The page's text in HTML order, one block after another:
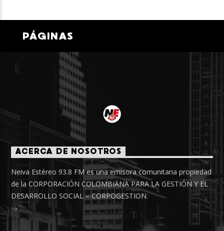
PÁGINAS
ACERCA DE NOSOTROS
Neiva Estéreo 93.8 FM es una emisora comunitaria propiedad
de la CORPORACIÓN COLOMBIANA PARA LA GESTIÓN Y EL
DESARROLLO SOCIAL – CORPOGESTION.